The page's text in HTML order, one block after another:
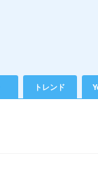
トレンド